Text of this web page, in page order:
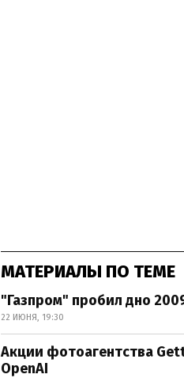
МАТЕРИАЛЫ ПО ТЕМЕ
"Газпром" пробил дно
22 ИЮНЯ, 19:30
Акции фотоагентства
OpenAI